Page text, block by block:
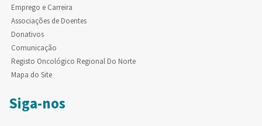
Emprego e Carreira
Associações de Doentes
Donativos
Comunicação
Registo Oncológico Regional Do Norte
Mapa do Site
Siga-nos